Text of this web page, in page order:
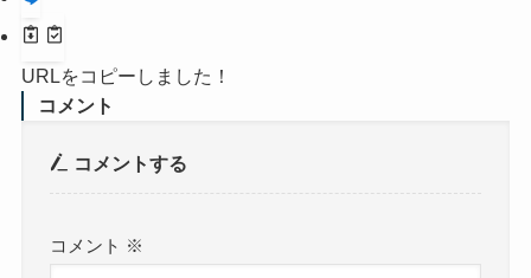
URLをコピーしました！
コメント
コメントする
コメント ※